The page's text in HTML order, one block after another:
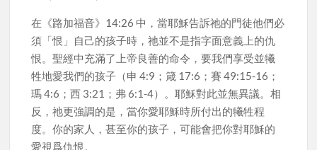
在《路加福音》14:26 中，當耶穌告訴祂的門徒他們必
須「恨」自己的孩子時，祂並不是指字面意義上的仇
恨。聖經中充滿了上帝良善的命令，要我們享受並犧
牲地愛我們的孩子（申 4:9；箴 17:6；賽 49:15-16；
瑪 4:6；西 3:21；弗 6:1-4）。耶穌對此並無異議。相
反，祂更強調的是，當你愛耶穌時所付出的犧牲程
度。你的家人，甚至你的孩子，可能會把你對耶穌的
愛視爲仇恨。